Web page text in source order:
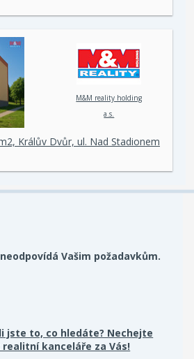
M&M reality holding
a.s.
Králův Dvůr, ul. Nad Stadionem
Vašim požadavkům.
jste to, co hledáte? Nechejte
kanceláře za Vás!